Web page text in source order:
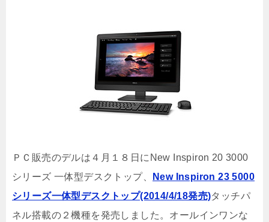
ＰＣ販売のデルは４月１８日にNew Inspiron 20 3000
シリーズ 一体型デスクトップ、
New Inspiron 23 5000
シリーズ一体型デスクトップ(2014/4/18発売)タッチパ
ネル搭載の２機種を発売しました。オールインワンな